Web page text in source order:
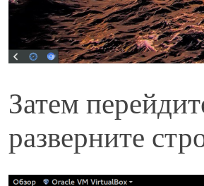
Затем
разверните